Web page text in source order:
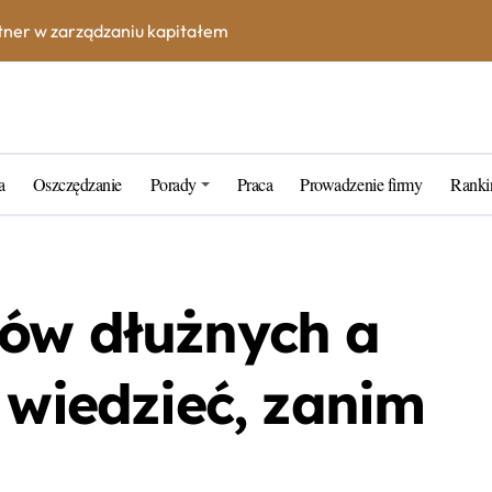
w zarządzaniu kapitałem
funtów w NBP – co warto wiedzieć?
Oszczędzanie Porady Praca Prowadzenie firmy
dłużnych a
zanim